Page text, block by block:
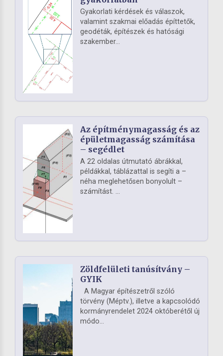
Gyakorlati kérdések és válaszok,
valamint szakmai előadás építtetők,
geodéták, építészek és hatósági
szakember...
Az építménymagasság és az
épületmagasság számítása
– segédlet
A 22 oldalas útmutató ábrákkal,
példákkal, táblázattal is segíti a –
néha meglehetősen bonyolult –
számítást. ...
Zöldfelületi tanúsítvány –
GYIK
A Magyar építészetről szóló
törvény (Méptv.), illetve a kapcsolódó
kormányrendelet 2024 októberétől új
módo...